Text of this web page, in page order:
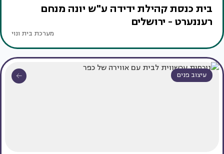
בית כנסת קהילת ידידה ע"ש יונה מנחם
רעננערט - ירושלים
מערכת בית ונוי
עיצוב פנים